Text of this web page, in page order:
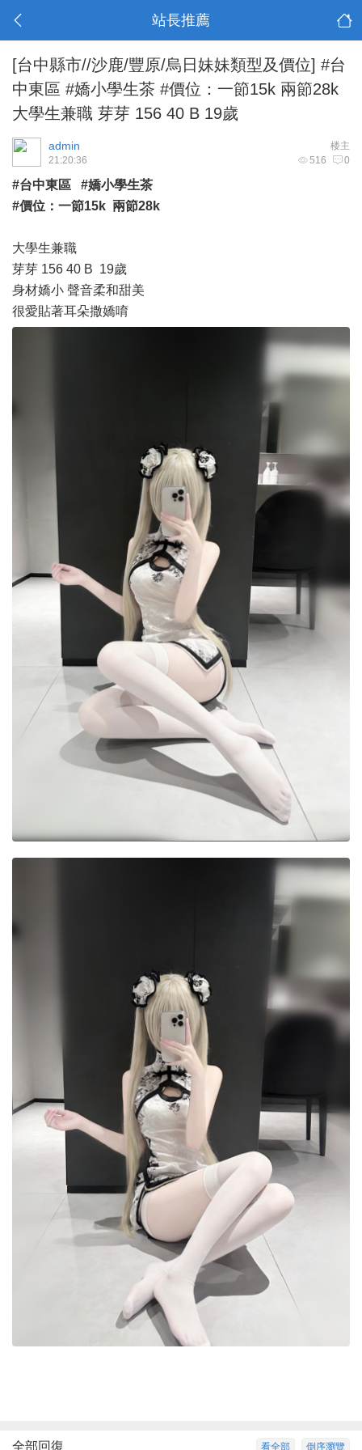
站長推薦
[台中縣市//沙鹿/豐原/烏日妹妹類型及價位] #台
中東區 #嬌小學生茶 #價位：一節15k 兩節28k
大學生兼職 芽芽 156 40 B 19歲
楼主
admin
516 0
21:20:36
#台中東區 #嬌小學生茶
#價位：一節15k 兩節28k
大學生兼職
芽芽 156 40 B 19歲
身材嬌小 聲音柔和甜美
很愛貼著耳朵撒嬌唷
倒序瀏覽
看全部
全部回復